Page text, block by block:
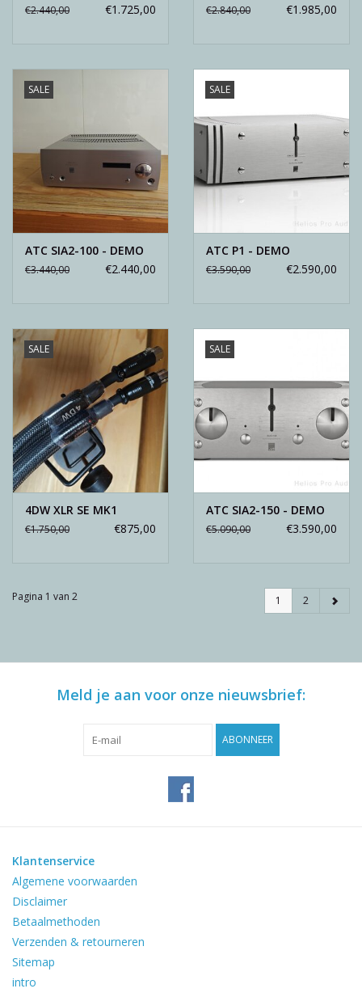
€2.440,00 €1.725,00 €2.840,00 €1.985,00
SALE
ATC SIA2-100 - DEMO
€3.440,00 €2.440,00
SALE
ATC P1 - DEMO
€3.590,00 €2.590,00
SALE
4DW XLR SE MK1
€1.750,00 €875,00
SALE
ATC SIA2-150 - DEMO
€5.090,00 €3.590,00
Pagina 1 van 2 1 2
Meld je aan voor onze nieuwsbrief:
ABONNEER
Klantenservice
Algemene voorwaarden
Disclaimer
Betaalmethoden
Verzenden & retourneren
Sitemap
intro